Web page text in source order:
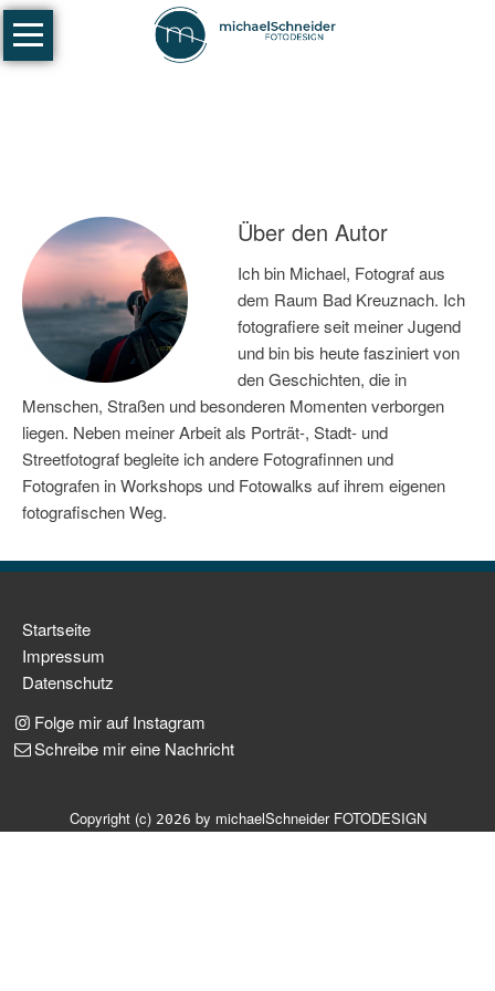
Navigation
überspringen
Fotografie
Businessfotografie
Coaching/Workshops
Fotowalks
Galerien
Portrait
Fotografie
Stadtlandschaften
und
Digital
Art
Über
FAQ
Über den Autor
Ich bin Michael, Fotograf aus
dem Raum Bad Kreuznach. Ich
fotografiere seit meiner Jugend
und bin bis heute fasziniert von
den Geschichten, die in
Menschen, Straßen und besonderen Momenten verborgen
liegen. Neben meiner Arbeit als Porträt-, Stadt- und
Streetfotograf begleite ich andere Fotografinnen und
Fotografen in Workshops und Fotowalks auf ihrem eigenen
fotografischen Weg.
Navigation
überspringen
Startseite
Impressum
Datenschutz
Folge mir auf Instagram
Schreibe mir eine Nachricht
Copyright (c) 2026 by michaelSchneider FOTODESIGN